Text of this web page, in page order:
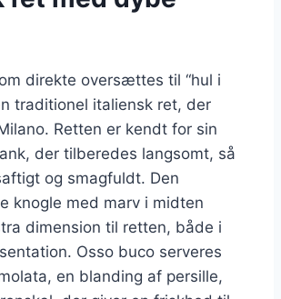
direkte oversættes til “hul i
traditionel italiensk ret, der
Retten er kendt for sin
der tilberedes langsomt, så
og smagfuldt. Den
knogle med marv i midten
dimension til retten, både i
Osso buco serveres
en blanding af persille,